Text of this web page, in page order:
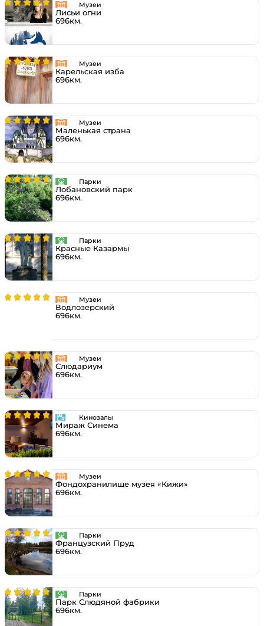
Музеи
Лисьи огни
696км.
Музеи
Карельская изба
696км.
Музеи
Маленькая страна
696км.
Парки
Лобановский парк
696км.
Парки
Красные Казармы
696км.
Музеи
Водлозерский
696км.
Музеи
Слюдариум
696км.
Кинозалы
Мираж Синема
696км.
Музеи
Фондохранилище музея «Кижи»
696км.
Парки
Французский Пруд
696км.
Парки
Парк Слюдяной фабрики
696км.